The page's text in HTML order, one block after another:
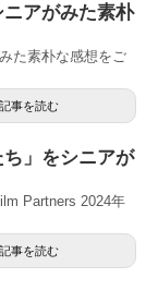
アがみた素朴
た素朴な感想をご
事を読む
」をシニアが
Partners 2024年
事を読む